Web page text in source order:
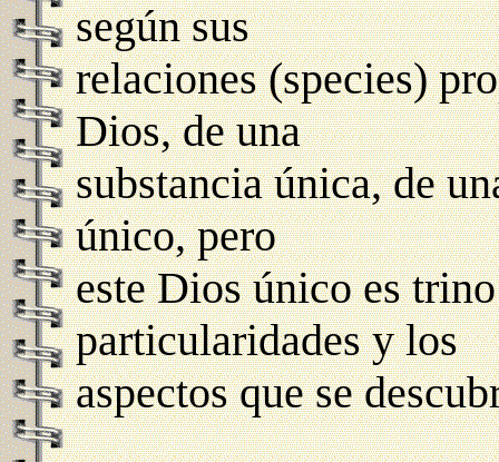
según sus
relaciones (species)
Dios, de una
substancia única, de
único, pero
este Dios único es
particularidades y los
aspectos que se